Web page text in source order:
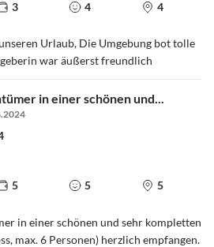
3 4 4
Urlaub, Die Umgebung bot tolle
war äußerst freundlich
in einer schönen und...
5 5 5
in einer schönen und sehr kompletten
max. 6 Personen) herzlich empfangen.